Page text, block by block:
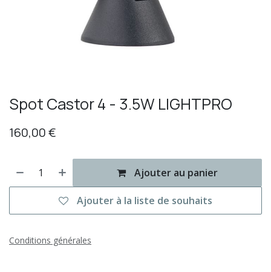
Spot Castor 4 - 3.5W LIGHTPRO
160,00€
Ajouter au panier
Ajouter à la liste de souhaits
Conditions générales